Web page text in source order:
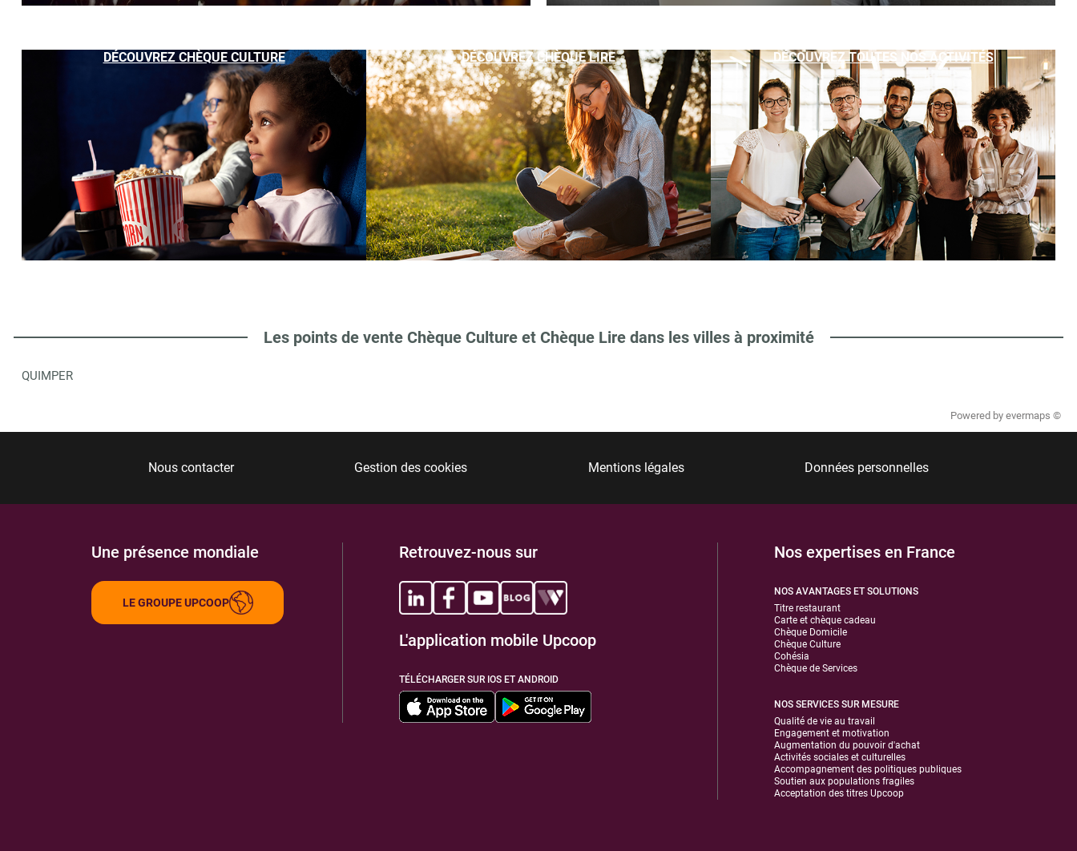
DÉCOUVREZ CHÈQUE CULTURE DÉCOUVREZ CHÈQUE LIRE DÉCOUVREZ TOUTES NOS ACTIVITÉS
Les points de vente Chèque Culture et Chèque Lire dans les villes à proximité
QUIMPER
Powered by evermaps ©
Nous contacter Gestion des cookies Mentions légales Données personnelles
Une présence mondiale
LE GROUPE UPCOOP
Retrouvez-nous sur
L'application mobile Upcoop
TÉLÉCHARGER SUR IOS ET ANDROID
Nos expertises en France
NOS AVANTAGES ET SOLUTIONS
Titre restaurant
Carte et chèque cadeau
Chèque Domicile
Chèque Culture
Cohésia
Chèque de Services
NOS SERVICES SUR MESURE
Qualité de vie au travail
Engagement et motivation
Augmentation du pouvoir d'achat
Activités sociales et culturelles
Accompagnement des politiques publiques
Soutien aux populations fragiles
Acceptation des titres Upcoop